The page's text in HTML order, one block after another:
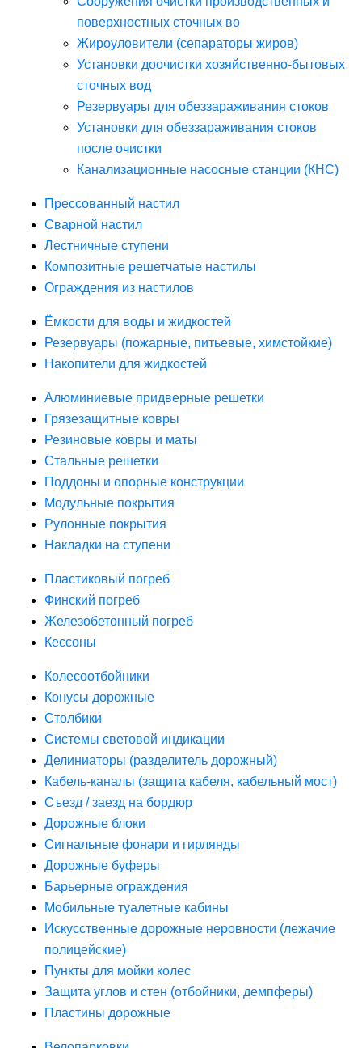
поверхностных сточных во
Жироуловители (сепараторы жиров)
Установки доочистки хозяйственно-бытовых
сточных вод
Резервуары для обеззараживания стоков
Установки для обеззараживания стоков
после очистки
Канализационные насосные станции (КНС)
Прессованный настил
Сварной настил
Лестничные ступени
Композитные решетчатые настилы
Ограждения из настилов
Ёмкости для воды и жидкостей
Резервуары (пожарные, питьевые, химстойкие)
Накопители для жидкостей
Алюминиевые придверные решетки
Грязезащитные ковры
Резиновые ковры и маты
Стальные решетки
Поддоны и опорные конструкции
Модульные покрытия
Рулонные покрытия
Накладки на ступени
Пластиковый погреб
Финский погреб
Железобетонный погреб
Кессоны
Колесоотбойники
Конусы дорожные
Столбики
Системы световой индикации
Делиниаторы (разделитель дорожный)
Кабель-каналы (защита кабеля, кабельный мост)
Съезд / заезд на бордюр
Дорожные блоки
Сигнальные фонари и гирлянды
Дорожные буферы
Барьерные ограждения
Мобильные туалетные кабины
Искусственные дорожные неровности (лежачие
полицейские)
Пункты для мойки колес
Защита углов и стен (отбойники, демпферы)
Пластины дорожные